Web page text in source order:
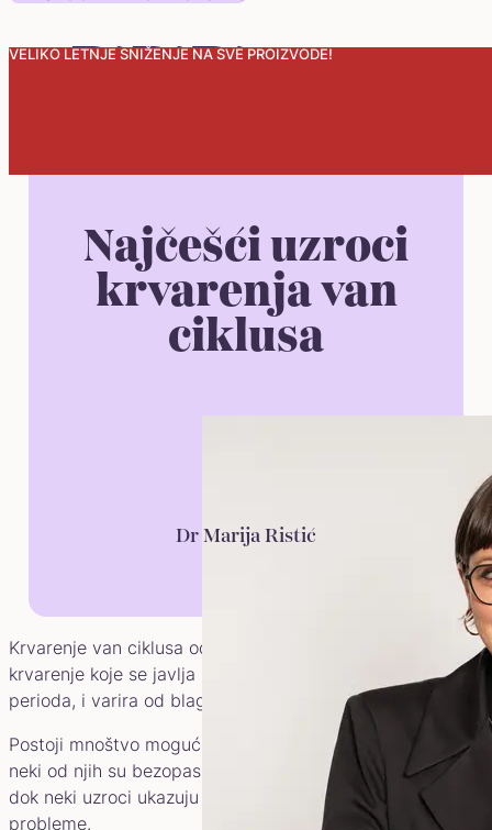
VELIKO LETNJE SNIŽENJE NA SVE PROIZVODE!
0
Najčešći uzroci
krvarenja van
ciklusa
Dr Marija Ristić
Krvarenje van ciklusa odnosi se na svako vaginalno
krvarenje koje se javlja izvan očekivanog menstrualnog
perioda, i varira od blagog do obilnog krvarenja.
Postoji mnoštvo mogućih uzroka krvarenja van ciklusa –
neki od njih su bezopasni i ne zahtevaju posebno lečenje,
dok neki uzroci ukazuju na ozbiljnije zdravstvene
probleme.